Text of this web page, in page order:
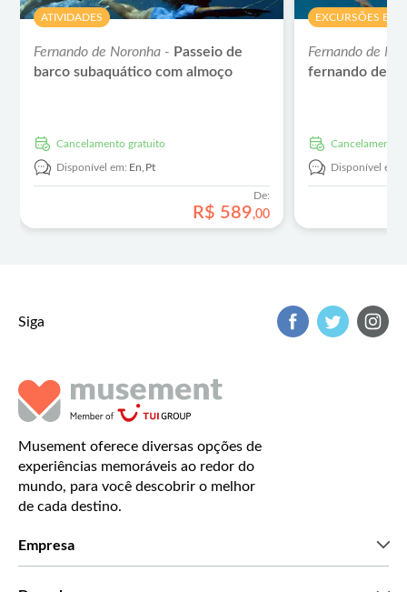
ATIVIDADES
Fernando de Noronha - Passeio de
barco subaquático com almoço
Cancelamento gratuito
Disponível em: En,Pt
De:
R$ 589,00
EXCURSÕES E
Fernando de
fernando de
Cancelamento
Disponível em:
Siga
Musement oferece diversas opções de
experiências memoráveis ao redor do
mundo, para você descobrir o melhor
de cada destino.
Empresa